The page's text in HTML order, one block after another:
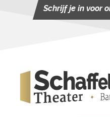
Schrijf je in voor